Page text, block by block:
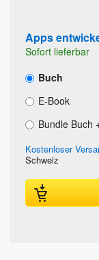
Apps
Sofort lieferbar
Buch
E-Book
Bundle Buch
Kostenloser
Schweiz